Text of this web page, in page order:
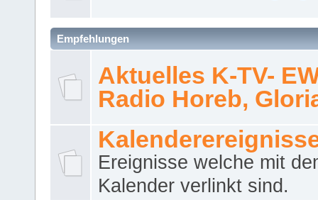
Empfehlungen
Aktuelles K-TV-
Radio Horeb,
Ereignisse welche mit
Kalender verlinkt sind.